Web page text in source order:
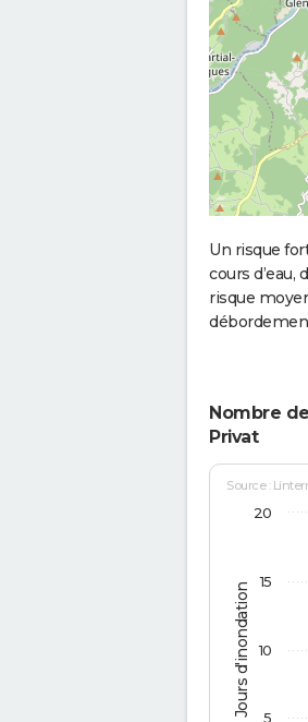
Un risque
cours
risque
Nombre
Privat
Jours d'inondation
Source :
5
10
15
20